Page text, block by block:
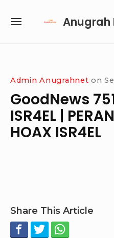
Anugrah
SITE
Admin Anugrahnet on
GoodNews
ISR4EL |
HOAX ISR4EL
Share This Article